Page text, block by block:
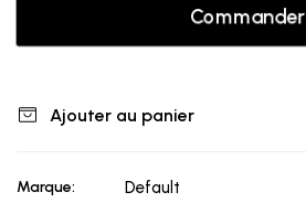
Commander
Ajouter au panier
Marque: Default